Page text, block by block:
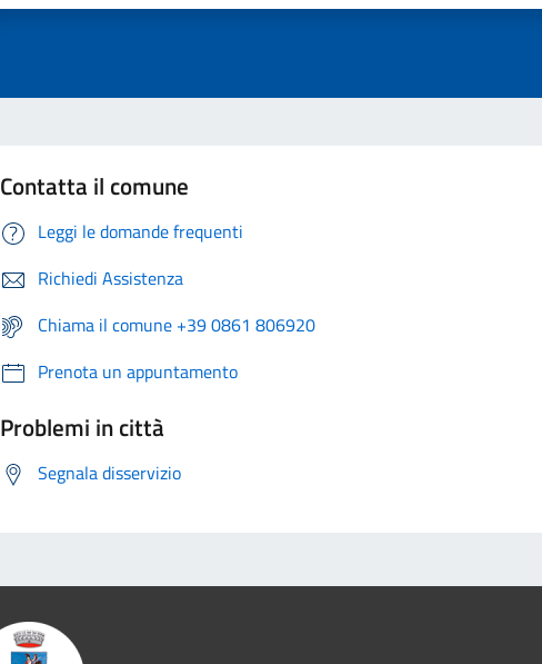
Contatta il comune
Leggi le domande frequenti
Richiedi Assistenza
Chiama il comune +39 0861 806920
Prenota un appuntamento
Problemi in città
Segnala disservizio